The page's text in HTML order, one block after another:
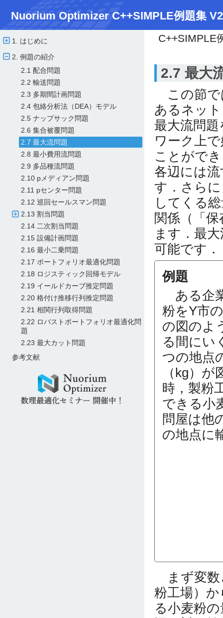
Nuorium Optimizer C++SIMPLE例題集
1. はじめに
2. 例題の紹介
2.1 配合問題
2.2 輸送問題
2.3 多期間計画問題
2.4 包絡分析法（DEA）モデル
2.5 ナップサック問題
2.6 集合被覆問題
2.7 最大流問題
2.8 最小費用流問題
2.9 多品種流問題
2.10 pメディアン問題
2.11 pセンター問題
2.12 巡回セールスマン問題
2.13 割当問題
2.14 二次割当問題
2.15 設備計画問題
2.16 最小二乗問題
2.17 ポートフォリオ最適化問題
2.18 ロジスティック回帰モデル
2.19 イールドカーブ推定問題
2.20 格付け推移行列推定問題
2.21 相関行列取得問題
2.22 ロバストポートフォリオ最適化問
題
2.23 最大カット問題
参考文献
C++SIMPLE
2.7 最大
この節で
あるネッ
最大流問
ワーク上
ことがで
各辺には
す．さら
してくる
関係（「
ます．最
可能です．
例題
ある企
粉をY市
の図のよ
る間にい
つの地点
（kg）
時，製粉
できる小
問屋は他
の地点に
まず変数
粉工場）
る小麦粉